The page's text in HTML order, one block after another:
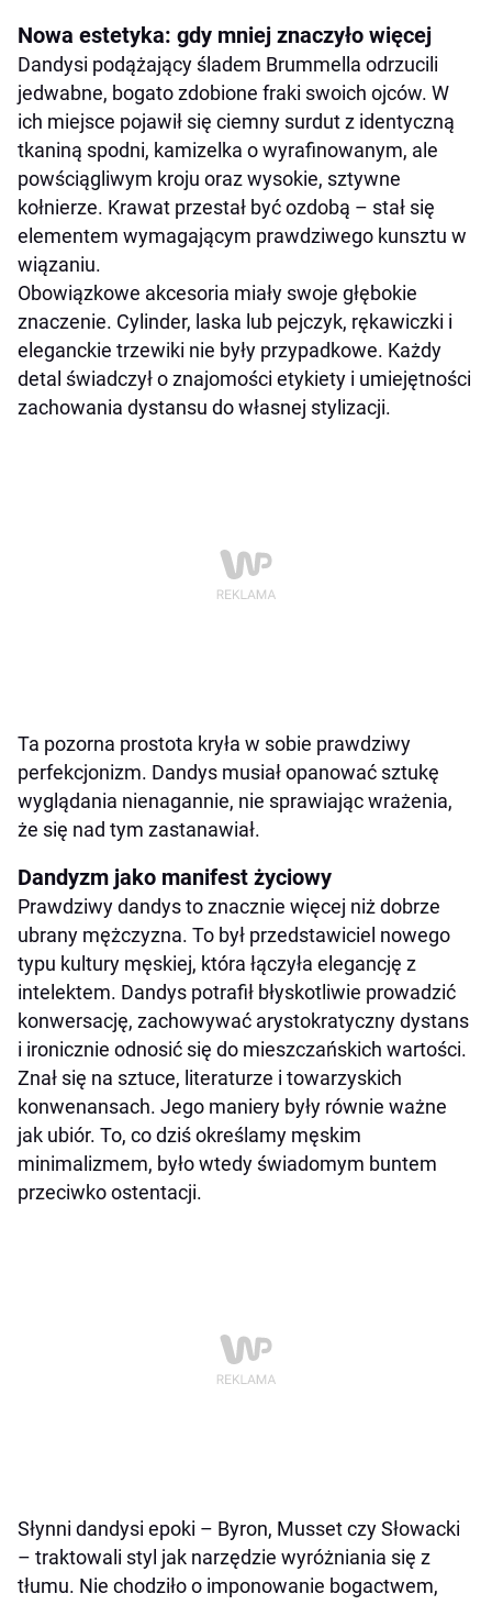
Nowa estetyka: gdy mniej znaczyło więcej
Dandysi podążający śladem Brummella odrzucili
jedwabne, bogato zdobione fraki swoich ojców. W
ich miejsce pojawił się ciemny surdut z identyczną
tkaniną spodni, kamizelka o wyrafinowanym, ale
powściągliwym kroju oraz wysokie, sztywne
kołnierze. Krawat przestał być ozdobą – stał się
elementem wymagającym prawdziwego kunsztu w
wiązaniu.
Obowiązkowe akcesoria miały swoje głębokie
znaczenie. Cylinder, laska lub pejczyk, rękawiczki i
eleganckie trzewiki nie były przypadkowe. Każdy
detal świadczył o znajomości etykiety i umiejętności
zachowania dystansu do własnej stylizacji.
Ta pozorna prostota kryła w sobie prawdziwy
perfekcjonizm. Dandys musiał opanować sztukę
wyglądania nienagannie, nie sprawiając wrażenia,
że się nad tym zastanawiał.
Dandyzm jako manifest życiowy
Prawdziwy dandys to znacznie więcej niż dobrze
ubrany mężczyzna. To był przedstawiciel nowego
typu kultury męskiej, która łączyła elegancję z
intelektem. Dandys potrafił błyskotliwie prowadzić
konwersację, zachowywać arystokratyczny dystans
i ironicznie odnosić się do mieszczańskich wartości.
Znał się na sztuce, literaturze i towarzyskich
konwenansach. Jego maniery były równie ważne
jak ubiór. To, co dziś określamy męskim
minimalizmem, było wtedy świadomym buntem
przeciwko ostentacji.
Słynni dandysi epoki – Byron, Musset czy Słowacki
– traktowali styl jak narzędzie wyróżniania się z
tłumu. Nie chodziło o imponowanie bogactwem,